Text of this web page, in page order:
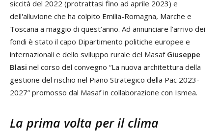
siccità del 2022 (protrattasi fino ad aprile 2023) e
dell'alluvione che ha colpito Emilia-Romagna, Marche e
Toscana a maggio di quest’anno. Ad annunciare l’arrivo dei
fondi è stato il capo Dipartimento politiche europee e
internazionali e dello sviluppo rurale del Masaf Giuseppe
Blasi nel corso del convegno “La nuova architettura della
gestione del rischio nel Piano Strategico della Pac 2023-
2027” promosso dal Masaf in collaborazione con Ismea.
La prima volta per il clima